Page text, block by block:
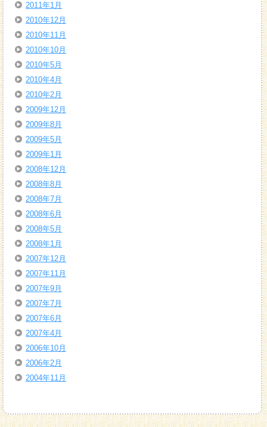
2011年1月
2010年12月
2010年11月
2010年10月
2010年5月
2010年4月
2010年2月
2009年12月
2009年8月
2009年5月
2009年1月
2008年12月
2008年8月
2008年7月
2008年6月
2008年5月
2008年1月
2007年12月
2007年11月
2007年9月
2007年7月
2007年6月
2007年4月
2006年10月
2006年2月
2004年11月